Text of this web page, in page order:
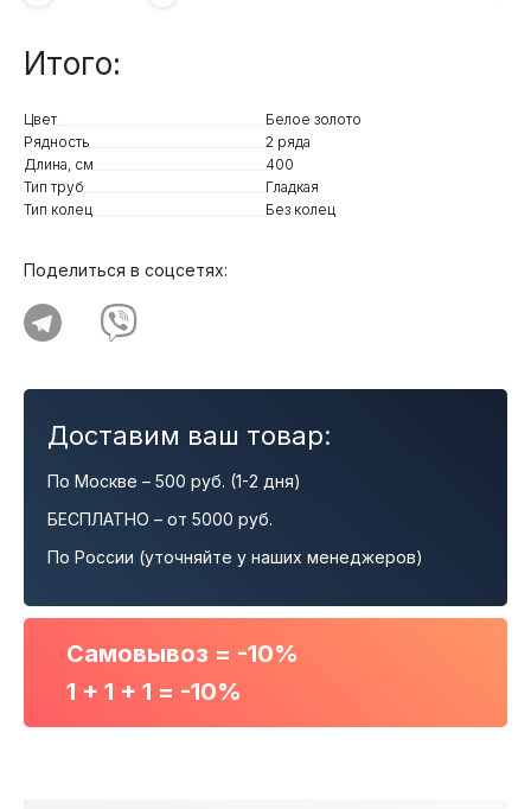
Итого:
Цвет
Белое золото
Рядность
2 ряда
Длина, см
400
Тип труб
Гладкая
Тип колец
Без колец
Поделиться в соцсетях:
Доставим ваш товар:
По Москве – 500 руб. (1-2 дня)
БЕСПЛАТНО – от 5000 руб.
По России (уточняйте у наших менеджеров)
Самовывоз = -10%
1 + 1 + 1 = -10%